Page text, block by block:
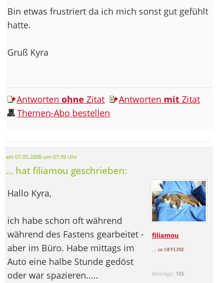
Bin etwas frustriert da ich mich sonst gut gefühlt
hatte.
Gruß Kyra
Antworten ohne Zitat Antworten mit Zitat
Themen-Abo bestellen
am 07.05.2008 um 07:39 Uhr
... hat filiamou geschrieben:
filiamou
... ist OFFLINE
Beiträge: 185
Hallo Kyra,
ich habe schon oft während
während des Fastens gearbeitet -
aber im Büro. Habe mittags im
Auto eine halbe Stunde gedöst
oder war spazieren.....